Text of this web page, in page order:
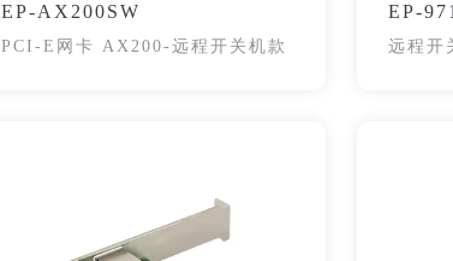
EP-AX200SW
PCI-E网卡 AX200-远程开关机款
EP-
远程开